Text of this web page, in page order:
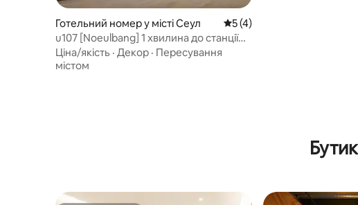
Готельний номер у місті Сеул Середня оцінка: 5 з 5,
5 (4)
u107 [Noeulbang] 1 хвилина до станції
метро, 30 хвилин до Мьондона, 40
хвилин до Сунгсу
Ціна/якість · Декор · Пересування
містом